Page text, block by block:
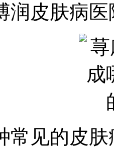
润皮肤病医
常见的皮